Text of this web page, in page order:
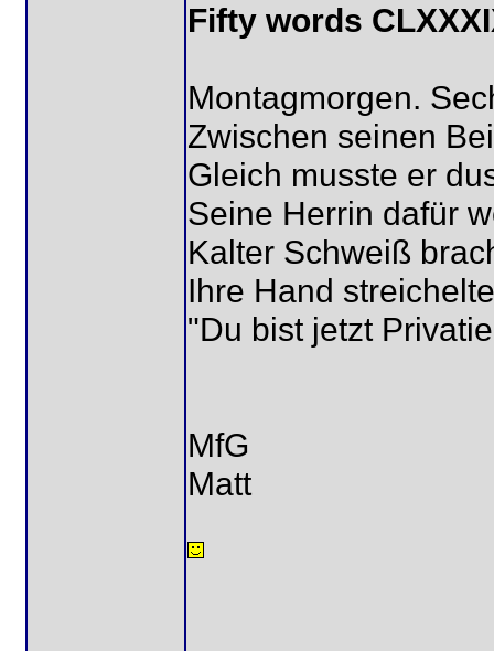
Fifty words
Montagmorgen.
Zwischen seinen
Gleich musste er
Seine Herrin dafür
Kalter Schweiß
Ihre Hand
"Du bist jetzt
MfG
Matt